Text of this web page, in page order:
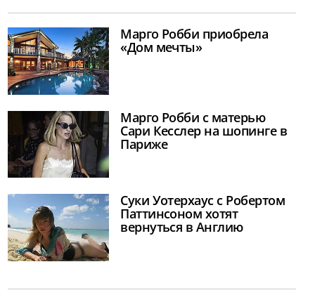
Марго Робби приобрела
«Дом мечты»
Марго Робби с матерью
Сари Кесслер на шопинге в
Париже
Суки Уотерхаус с Робертом
Паттинсоном хотят
вернуться в Англию